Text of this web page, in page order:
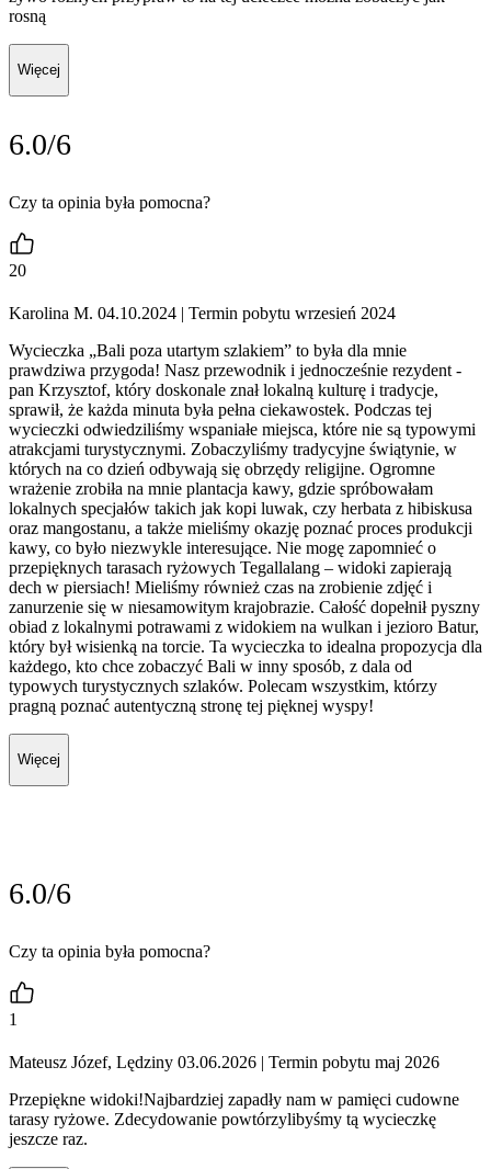
rosną
Więcej
6.0/6
Czy ta opinia była pomocna?
20
Karolina M. 04.10.2024 | Termin pobytu wrzesień 2024
Wycieczka „Bali poza utartym szlakiem” to była dla mnie
prawdziwa przygoda! Nasz przewodnik i jednocześnie rezydent -
pan Krzysztof, który doskonale znał lokalną kulturę i tradycje,
sprawił, że każda minuta była pełna ciekawostek. Podczas tej
wycieczki odwiedziliśmy wspaniałe miejsca, które nie są typowymi
atrakcjami turystycznymi. Zobaczyliśmy tradycyjne świątynie, w
których na co dzień odbywają się obrzędy religijne. Ogromne
wrażenie zrobiła na mnie plantacja kawy, gdzie spróbowałam
lokalnych specjałów takich jak kopi luwak, czy herbata z hibiskusa
oraz mangostanu, a także mieliśmy okazję poznać proces produkcji
kawy, co było niezwykle interesujące. Nie mogę zapomnieć o
przepięknych tarasach ryżowych Tegallalang – widoki zapierają
dech w piersiach! Mieliśmy również czas na zrobienie zdjęć i
zanurzenie się w niesamowitym krajobrazie. Całość dopełnił pyszny
obiad z lokalnymi potrawami z widokiem na wulkan i jezioro Batur,
który był wisienką na torcie. Ta wycieczka to idealna propozycja dla
każdego, kto chce zobaczyć Bali w inny sposób, z dala od
typowych turystycznych szlaków. Polecam wszystkim, którzy
pragną poznać autentyczną stronę tej pięknej wyspy!
Więcej
6.0/6
Czy ta opinia była pomocna?
1
Mateusz Józef, Lędziny 03.06.2026 | Termin pobytu maj 2026
Przepiękne widoki!Najbardziej zapadły nam w pamięci cudowne
tarasy ryżowe. Zdecydowanie powtórzylibyśmy tą wycieczkę
jeszcze raz.